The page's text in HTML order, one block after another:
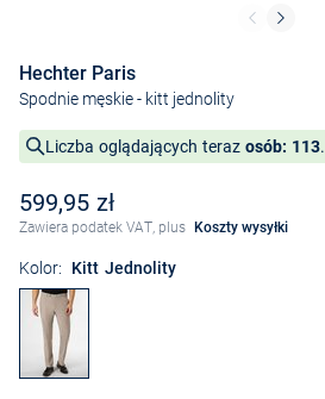
Hechter Paris
Spodnie męskie- kitt jednolity
Liczba oglądających teraz osób: 113.
599,95 zł
Zawiera podatek VAT, plus Koszty wysyłki
Kolor: Kitt Jednolity